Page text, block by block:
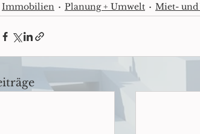
Immobilien Planung + Umwelt Miet- und